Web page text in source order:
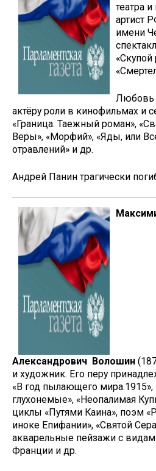
театра
артист
имени
Любовь
актёру роли в кинофильмах и
«Граница. Таежный роман»,
Веры», «Морфий», «Яды, или
отравлений» и др.
Андрей Панин трагически
Александрович Волошин
и художник. Его перу
«В год пылающего
глухонемые», «Неопалимая
циклы «Путями Каина», поэм
иноке Епифании», «Святой
акварельные пейзажи с
Франции и др.